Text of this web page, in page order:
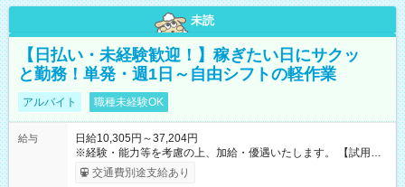
未読
【日払い・未経験歓迎！】稼ぎたい日にサクッ
と勤務！単発・週1日～自由シフトの軽作業
アルバイト 職種未経験OK
給与
日給10,305円～37,204円
※経験・能力等を考慮の上、加給・優遇いたします。 【試用期
間】試用期間なし
交通費別途支給あり